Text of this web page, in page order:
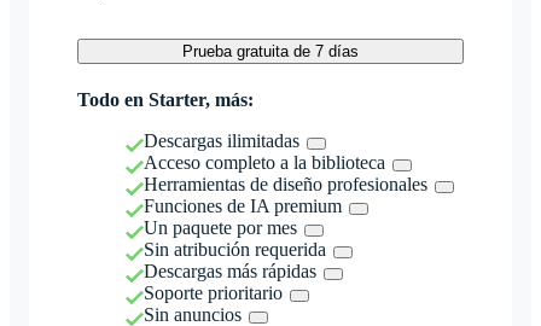
Prueba gratuita de 7 días
Todo en Starter, más:
Descargas ilimitadas
Acceso completo a la biblioteca
Herramientas de diseño profesionales
Funciones de IA premium
Un paquete por mes
Sin atribución requerida
Descargas más rápidas
Soporte prioritario
Sin anuncios